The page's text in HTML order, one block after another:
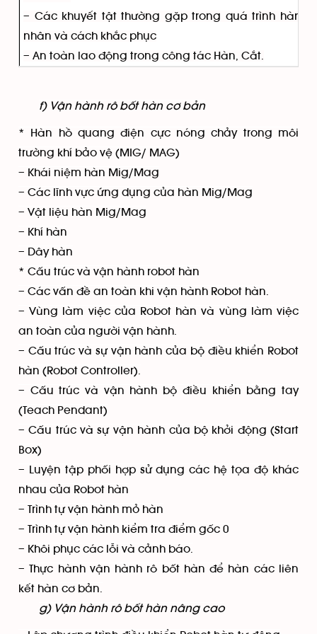
– Các khuyết tật thường gặp trong quá trình hàn,
nhân và cách khắc phục
– An toàn lao động trong công tác Hàn, Cắt.
f) Vận hành rô bốt hàn cơ bản
* Hàn hồ quang điện cực nóng chảy trong môi
trường khí bảo vệ (MIG/ MAG)
– Khái niệm hàn Mig/Mag
– Các lĩnh vực ứng dụng của hàn Mig/Mag
– Vật liệu hàn Mig/Mag
– Khí hàn
– Dây hàn
* Cấu trúc và vận hành robot hàn
– Các vấn đề an toàn khi vận hành Robot hàn.
– Vùng làm việc của Robot hàn và vùng làm việc
an toàn của người vận hành.
– Cấu trúc và sự vận hành của bộ điều khiển Robot
hàn (Robot Controller).
– Cấu trúc và vận hành bộ điều khiển bằng tay
(Teach Pendant)
– Cấu trúc và sự vận hành của bộ khởi động (Start
Box)
– Luyện tập phối hợp sử dụng các hệ tọa độ khác
nhau của Robot hàn
– Trình tự vận hành mỏ hàn
– Trình tự vận hành kiểm tra điểm gốc 0
– Khôi phục các lỗi và cảnh báo.
– Thực hành vận hành rô bốt hàn để hàn các liên
kết hàn cơ bản.
g) Vận hành rô bốt hàn nâng cao